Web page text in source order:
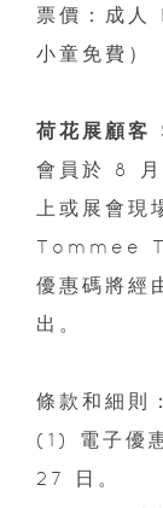
票價：成
小童免費）
荷花展顧客
會員於 8
上或展會
Tommee
優惠碼將經
出。
條款和細則：
(1) 電子優
27 日。